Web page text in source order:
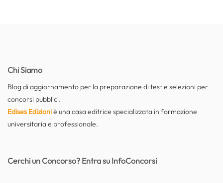
Chi Siamo
Blog di aggiornamento per la preparazione di test e selezioni per
concorsi pubblici.
Edises Edizioniè una casa editrice specializzata in formazione
universitaria e professionale.
Cerchi un Concorso? Entra su InfoConcorsi